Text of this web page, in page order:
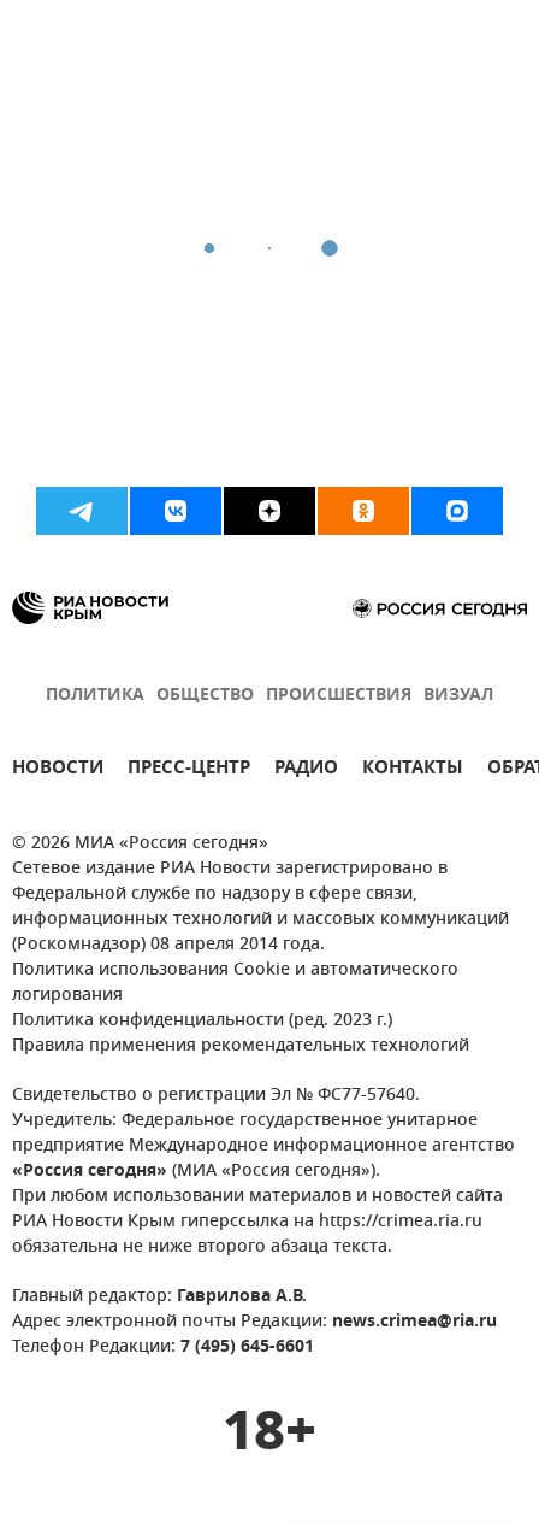
ПОЛИТИКА ОБЩЕСТВО ПРОИСШЕСТВИЯ ВИЗУАЛ
НОВОСТИ ПРЕСС-ЦЕНТР РАДИО КОНТАКТЫ
© 2026 МИА «Россия сегодня»
Сетевое издание РИА Новости зарегистрировано в
Федеральной службе по надзору в сфере связи,
информационных технологий и массовых коммуникаций
(Роскомнадзор) 08 апреля 2014 года.
Политика использования Cookie и автоматического
логирования
Политика конфиденциальности (ред. 2023 г.)
Правила применения рекомендательных технологий
Свидетельство о регистрации Эл № ФС77-57640.
Учредитель: Федеральное государственное унитарное
предприятие Международное информационное агентство
«Россия сегодня» (МИА «Россия сегодня»).
При любом использовании материалов и новостей сайта
РИА Новости Крым гиперссылка на https://crimea.ria.ru
обязательна не ниже второго абзаца текста.
Главный редактор: Гаврилова А.В.
Адрес электронной почты Редакции: news.crimea@ria.ru
Телефон Редакции: 7 (495) 645-6601
18+